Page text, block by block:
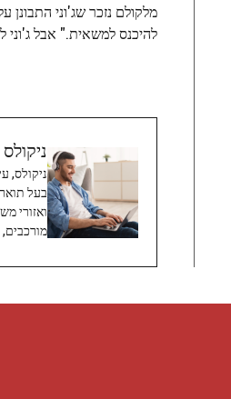
מלקולם נזכר שג'וני
להיכנס למשאית." אבל ג'וני
ניקולס
בעל
ואזורי
מורכבים,